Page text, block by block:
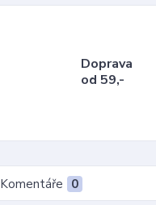
Doprava
od 59,-
Komentáře 0